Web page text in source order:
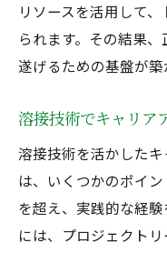
キャリアの
配管工とし
溶接技術で
開発
配管工事の
リソースを活用して
られます。その結果
遂げるための基盤が築
溶接技術でキャリア
溶接技術を活かした
は、いくつかのポイ
を超え、実践的な経
には、プロジェクト